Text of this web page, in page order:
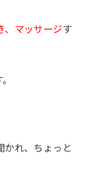
、マッサージす
かれ、ちょっと